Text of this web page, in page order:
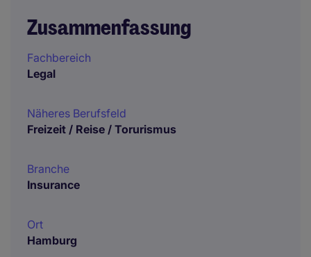
Zusammenfassung
Fachbereich
Legal
Näheres Berufsfeld
Freizeit / Reise / Torurismus
Branche
Insurance
Ort
Hamburg